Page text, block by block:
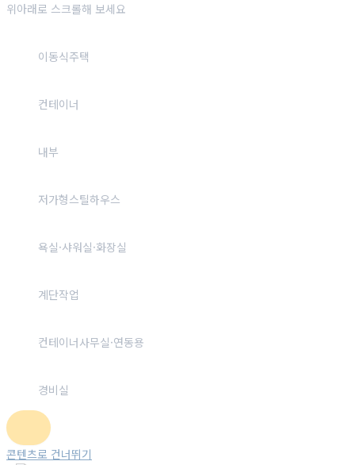
위아래로 스크롤해 보세요
이동식주택
컨테이너
내부
저가형스틸하우스
욕실·샤워실·화장실
계단작업
컨테이너사무실·연동용
경비실
콘텐츠로 건너뛰기